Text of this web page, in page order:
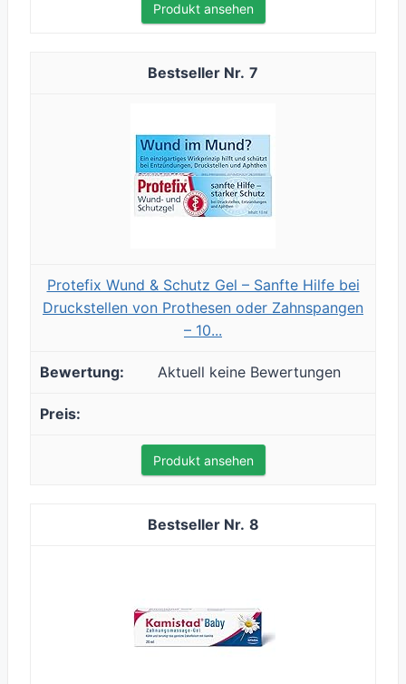
Produkt ansehen
7
Protefix Wund & Schutz Gel – Sanfte Hilfe bei
Druckstellen von Prothesen oder Zahnspangen
– 10...
Aktuell keine Bewertungen
Produkt ansehen
8